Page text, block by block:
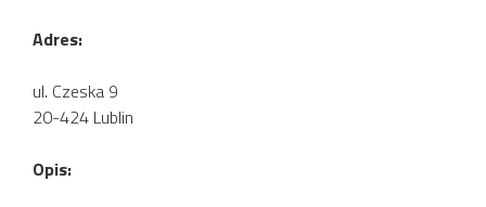
Adres:
ul. Czeska 9
20-424 Lublin
Opis: